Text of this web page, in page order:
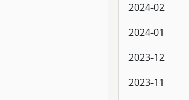
2024-02
2024-01
2023-12
2023-11